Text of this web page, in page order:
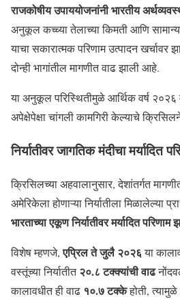
राजकोषीय उपाययोजनांनी भारतीय
अनुकूल कच्च्या तेलाच्या किमती आणि
याचा सकारात्मक परिणाम उत्पादन
दोन्ही भागांतील मागणीत वाढ झाली आहे.
या अनुकूल परिस्थितीमुळे आर्थिक वर्ष २०२६
अपेक्षेपेक्षा चांगली कामगिरी केल्याचे
निर्यातीवर जागतिक मंदीचा मर्यादित
क्रिसिलच्या अहवालानुसार, देशांतर्गत
अमेरिकेला होणाऱ्या निर्यातीला मिळालेल्या
भारताच्या एकूण निर्यातीवर मर्यादित
विशेष म्हणजे,एप्रिल ते जुलै २०२६या
वस्तूंच्या निर्यातीत२०.८ टक्क्यांची वाढ
कालावधीत ही वाढ १०.७ टक्केहोती, त्यामुळे